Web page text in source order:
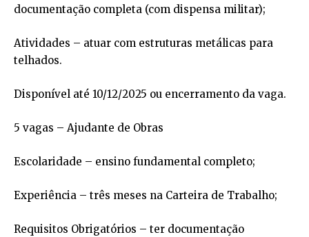
documentação completa (com dispensa militar);
Atividades – atuar com estruturas metálicas para
telhados.
Disponível até 10/12/2025 ou encerramento da vaga.
5 vagas – Ajudante de Obras
Escolaridade – ensino fundamental completo;
Experiência – três meses na Carteira de Trabalho;
Requisitos Obrigatórios – ter documentação